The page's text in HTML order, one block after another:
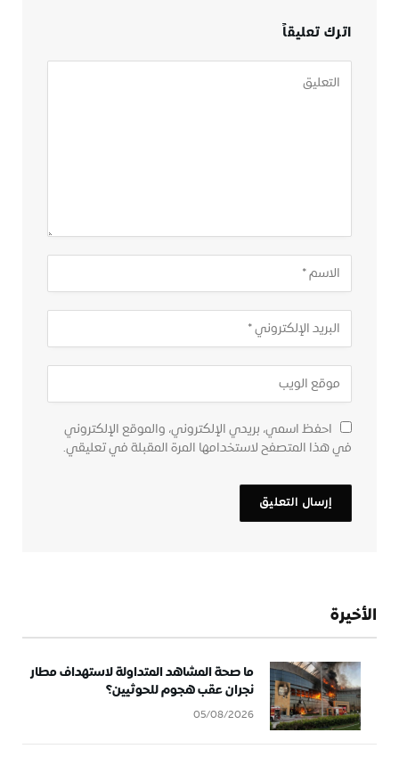
اترك تعليقاً
احفظ اسمي، بريدي الإلكتروني، والموقع الإلكتروني
في هذا المتصفح لاستخدامها المرة المقبلة في تعليقي.
الأخيرة
ما صحة المشاهد المتداولة لاستهداف مطار
نجران عقب هجوم للحوثيين؟
05/08/2026